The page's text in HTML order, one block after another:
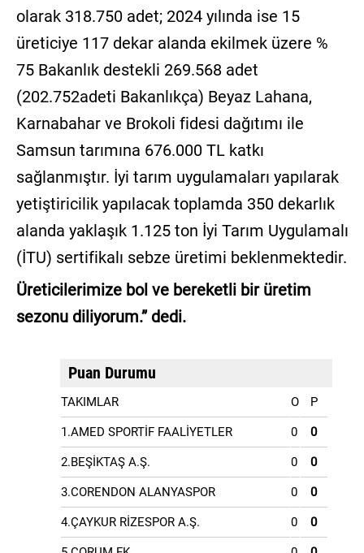
olarak 318.750 adet; 2024 yılında ise 15
üreticiye 117 dekar alanda ekilmek üzere %
75 Bakanlık destekli 269.568 adet
(202.752adeti Bakanlıkça) Beyaz Lahana,
Karnabahar ve Brokoli fidesi dağıtımı ile
Samsun tarımına 676.000 TL katkı
sağlanmıştır. İyi tarım uygulamaları yapılarak
yetiştiricilik yapılacak toplamda 350 dekarlık
alanda yaklaşık 1.125 ton İyi Tarım Uygulamalı
(İTU) sertifikalı sebze üretimi beklenmektedir.
Üreticilerimize bol ve bereketli bir üretim
sezonu diliyorum.” dedi.
Puan Durumu
TAKIMLAR O P
1.AMED SPORTİF FAALİYETLER 0 0
2.BEŞİKTAŞ A.Ş. 0 0
3.CORENDON ALANYASPOR 0 0
4.ÇAYKUR RİZESPOR A.Ş. 0 0